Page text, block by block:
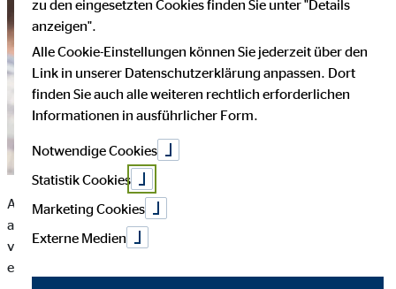
An derBörsekann man sein Geld nicht nur in Aktien, sondern
auch in Fonds anlegen. Zurzeit ist vor allem eine spezielle Art
von Fonds in aller Munde, die sogenannten ETFs. Doch was hat
es mit dieser Anlageform auf sich und warum ist sie so beliebt?
zu den eingesetzten Cookies finden Sie unter "Details
anzeigen".
Alle Cookie-Einstellungen können Sie jederzeit über den
Link in unserer Datenschutzerklärung anpassen. Dort
finden Sie auch alle weiteren rechtlich erforderlichen
Informationen in ausführlicher Form.
Notwendige Cookies
Statistik Cookies
Marketing Cookies
Externe Medien